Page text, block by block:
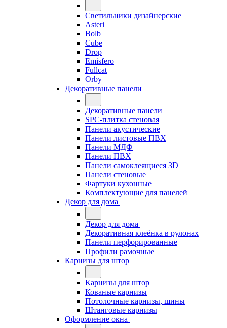
Светильники дизайнерские
Asteri
Bolb
Cube
Drop
Emisfero
Fullcat
Orby
Декоративные панели
Декоративные панели
SPC-плитка стеновая
Панели акустические
Панели листовые ПВХ
Панели МДФ
Панели ПВХ
Панели самоклеящиеся 3D
Панели стеновые
Фартуки кухонные
Комплектующие для панелей
Декор для дома
Декор для дома
Декоративная клеёнка в рулонах
Панели перфорированные
Профили рамочные
Карнизы для штор
Карнизы для штор
Кованые карнизы
Потолочные карнизы, шины
Штанговые карнизы
Оформление окна